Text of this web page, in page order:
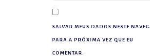
SALVAR MEUS DADOS NESTE
PARA A PRÓXIMA VEZ QUE EU
COMENTAR.